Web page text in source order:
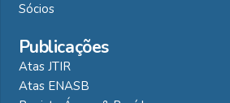
Sócios
Publicações
Atas JTIR
Atas ENASB